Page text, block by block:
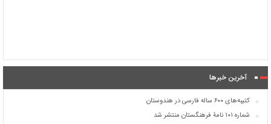
آخرین خبرها
کتیبه‌های ۶۰۰ ساله فارسی در هندوستان
شماره ۱۰۱ نامۀ فرهنگستان منتشر شد